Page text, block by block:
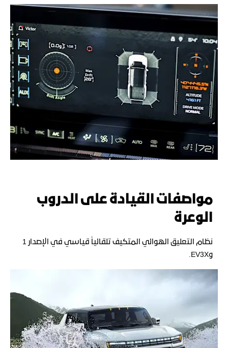
مواصفات القيادة على الدروب
الوعرة
نظام التعليق الهوائي المتكيف تلقائياً قياسي في الإصدار 1
وEV3X.